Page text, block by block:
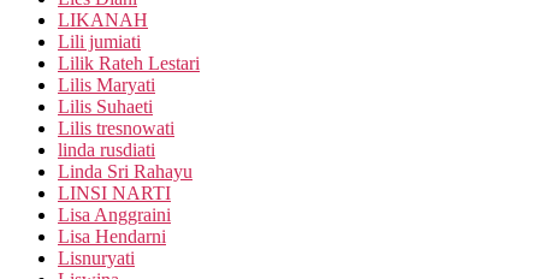
LIKANAH
Lili jumiati
Lilik Rateh Lestari
Lilis Maryati
Lilis Suhaeti
Lilis tresnowati
linda rusdiati
Linda Sri Rahayu
LINSI NARTI
Lisa Anggraini
Lisa Hendarni
Lisnuryati